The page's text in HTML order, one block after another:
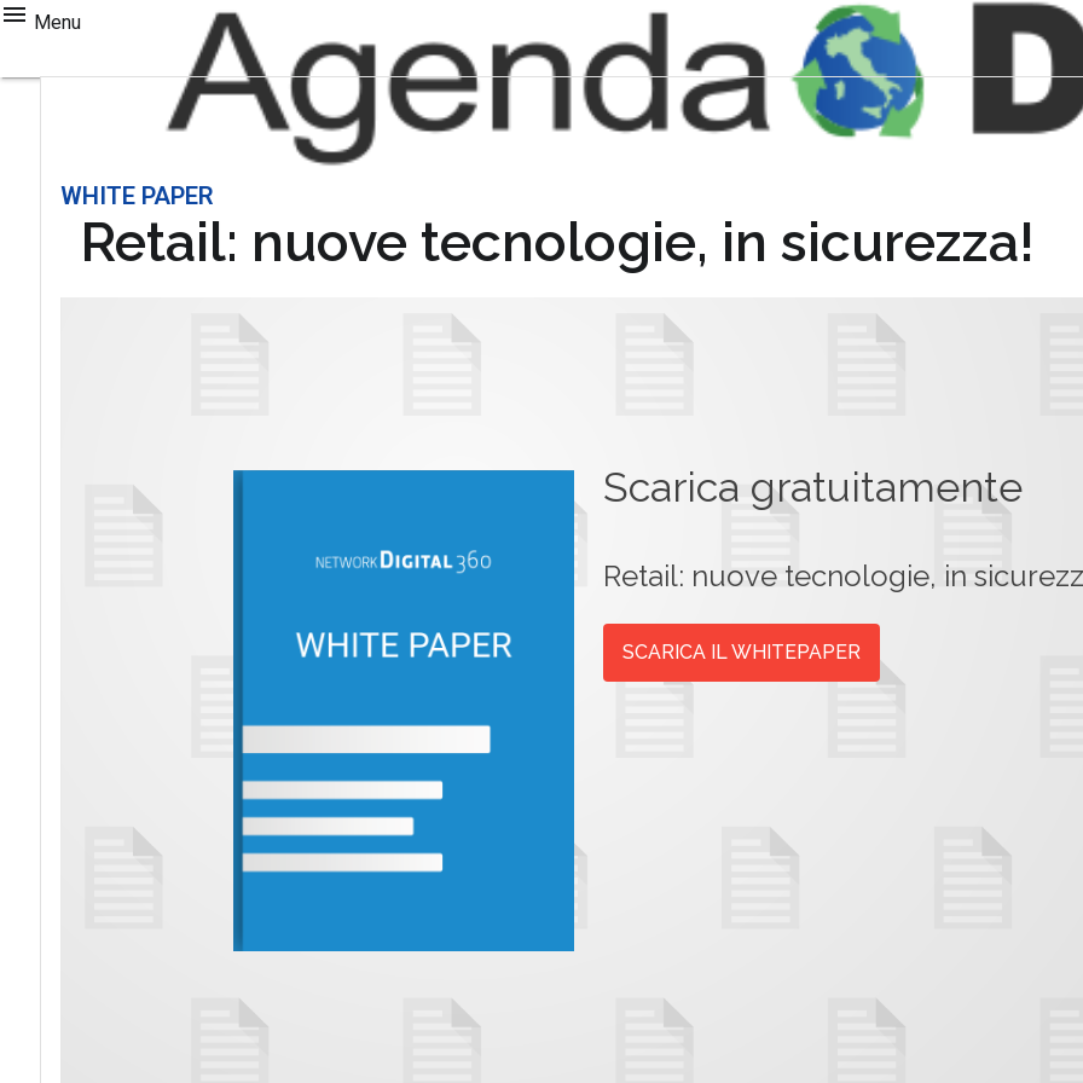
Menu
WHITE PAPER
Retail: nuove tecnologie, in sicurezza!
Scarica gratuitamente
Retail: nuove tecnologie, in
SCARICA IL WHITEPAPER